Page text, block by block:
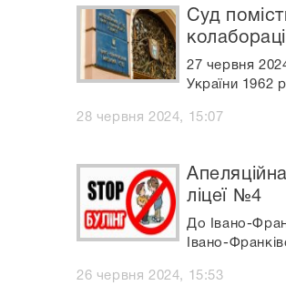
Суд
27 червня
України 1962
28 червня 2024, 15:07
ліцеї №4
До Івано-
Івано-
26 червня 2024, 15:53